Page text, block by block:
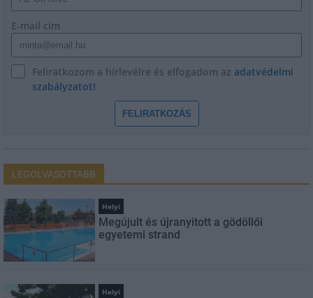
E-mail cím
Feliratkozom a hírlevélre és elfogadom az adatvédelmi
szabályzatot!
FELIRATKOZÁS
LEGOLVASOTTABB
Helyi
Megújult és újranyitott a gödöllői
egyetemi strand
Helyi